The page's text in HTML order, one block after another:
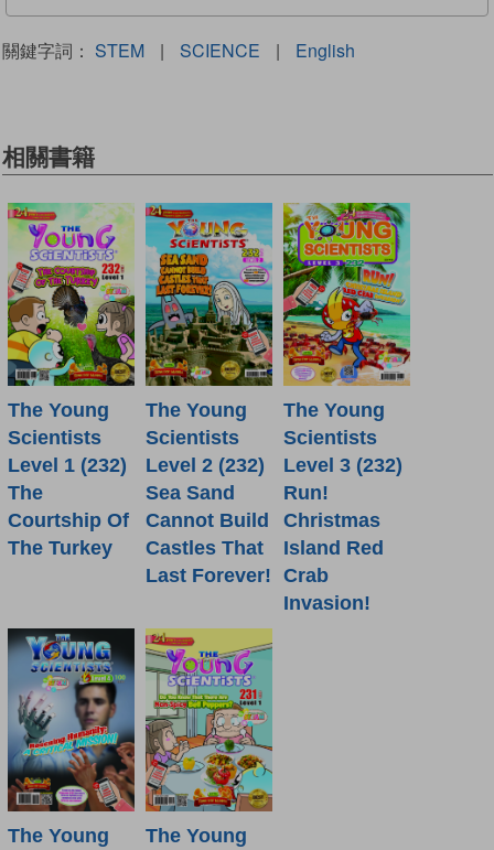
關鍵字詞： STEM | SCIENCE | English
相關書籍
The Young
Scientists
Level 1 (232)
The
Courtship Of
The Turkey
The Young
Scientists
Level 2 (232)
Sea Sand
Cannot Build
Castles That
Last Forever!
The Young
Scientists
Level 3 (232)
Run!
Christmas
Island Red
Crab
Invasion!
The Young The Young